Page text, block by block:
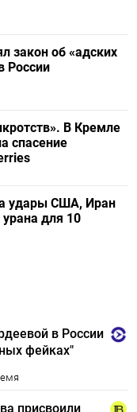
закон об «адских
России
В Кремле
спасение
удары США, Иран
для 10